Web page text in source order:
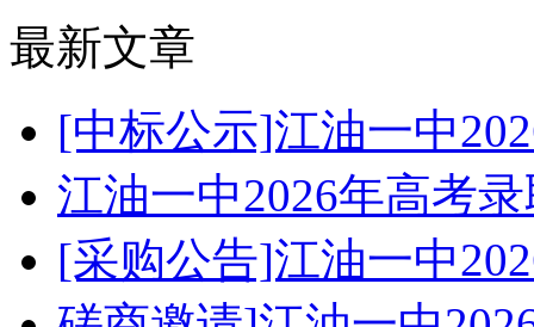
最新文章
[中标公示]江油一中
江油一中2026年高考
[采购公告]江油一中